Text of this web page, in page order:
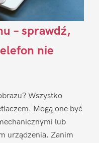
– sprawdź,
nie
Wszystko
Mogą one być
lub
urządzenia. Zanim